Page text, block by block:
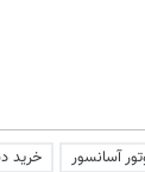
آسانسور
خرید